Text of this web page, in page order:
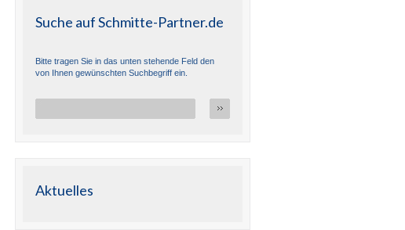
Suche auf Schmitte-Partner.de
Bitte tragen Sie in das unten stehende Feld den
von Ihnen gewünschten Suchbegriff ein.
Aktuelles